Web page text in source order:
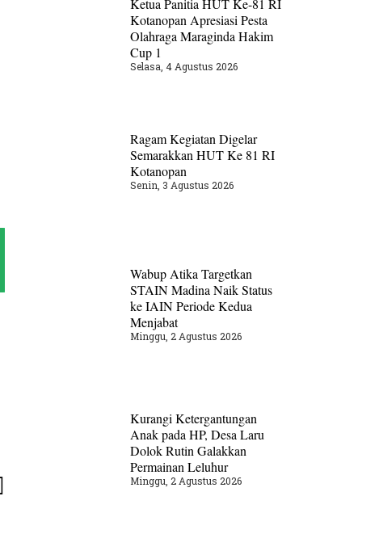
Ketua Panitia HUT Ke-81 RI
Kotanopan Apresiasi Pesta
Olahraga Maraginda Hakim
Cup 1
Selasa, 4 Agustus 2026
Ragam Kegiatan Digelar
Semarakkan HUT Ke 81 RI
Kotanopan
Senin, 3 Agustus 2026
Wabup Atika Targetkan
STAIN Madina Naik Status
ke IAIN Periode Kedua
Menjabat
Minggu, 2 Agustus 2026
Kurangi Ketergantungan
Anak pada HP, Desa Laru
Dolok Rutin Galakkan
Permainan Leluhur
Minggu, 2 Agustus 2026